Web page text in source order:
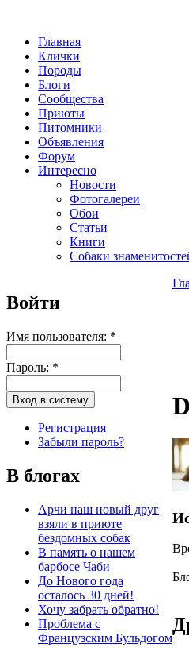
Главная
Клички
Породы
Блоги
Сообщества
Приюты
Питомники
Объявления
Форум
Интересно
Новости
Фотогалереи
Обои
Статьи
Книги
Собаки
Войти
Имя пользователя: *
Пароль: *
Регистрация
Забыли пароль?
В блогах
Арчи наш новый друг
взяли в приюте
бездомных собак
В память о нашем
барбосе Чаби
До Нового года
осталось 30 дней!
Хочу забрать обратно!
Проблема с
Французским Бульдогом